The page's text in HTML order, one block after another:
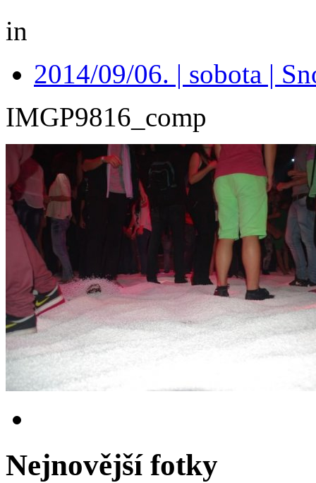
in
2014/09/06. | sobota |
IMGP9816_comp
Nejnovější fotky